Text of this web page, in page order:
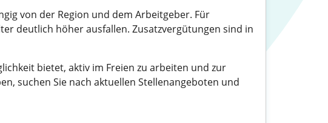
von der Region und dem Arbeitgeber. Für
deutlich höher ausfallen. Zusatzvergütungen sind in
bietet, aktiv im Freien zu arbeiten und zur
suchen Sie nach aktuellen Stellenangeboten und